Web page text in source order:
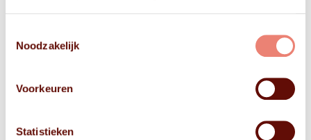
Noodzakelijk
Voorkeuren
Statistieken